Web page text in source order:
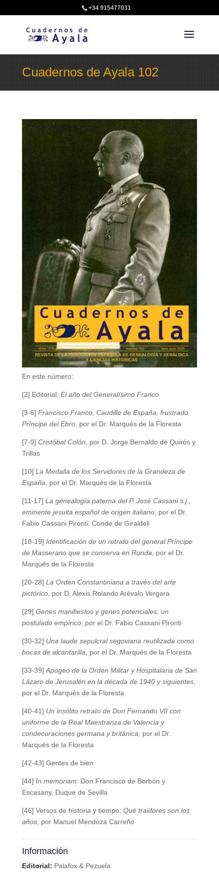
+34 915477031
Cuadernos de Ayala 102
En este número:
[2] Editorial: El año del Generalísimo Franco
[3-6] Francisco Franco, Caudillo de España, frustrado
Príncipe del Ebro, por el Dr. Marqués de la Floresta
[7-9] Cristóbal Colón , por D. Jorge Bernaldo de Quirós y
Trillas
[10] La Medalla de los Servidores de la Grandeza de
España , por el Dr. Marqués de la Floresta
[11-17] La genealogía paterna del P. José Cassani s.j.,
eminente jesuita español de origen italiano, por el Dr.
Fabio Cassani Pironti, Conde de Giraldeli
[18-19] Identificación de un retrato del general Príncipe
de Masserano que se conserva en Ronda , por el Dr.
Marqués de la Floresta
[20-28] La Orden Constantiniana a través del arte
pictórico, por D. Alexis Rolando Arévalo Vergara
[29] Genes manifiestos y genes potenciales: un
postulado empírico, por el Dr. Fabio Cassani Pironti
[30-32] Una laude sepulcral segoviana reutilizada como
bocas de alcantarilla , por el Dr. Marqués de la Floresta
[33-39] Apogeo de la Orden Militar y Hospitalaria de San
Lázaro de Jerusalén en la década de 1940 y siguientes,
por el Dr. Marqués de la Floresta
[40-41] Un insólito retrato de Don Fernando VII con
uniforme de la Real Maestranza de Valencia y
condecoraciones germana y británica , por el Dr.
Marqués de la Floresta
[42-43] Gentes de bien
[44] In memoriam: Don Francisco de Borbón y
Escasany, Duque de Sevilla
[46] Versos de historia y tiempo: Qué traidores son los
años, por Manuel Mendoza Carreño
Información
Editorial: Palafox & Pezuela